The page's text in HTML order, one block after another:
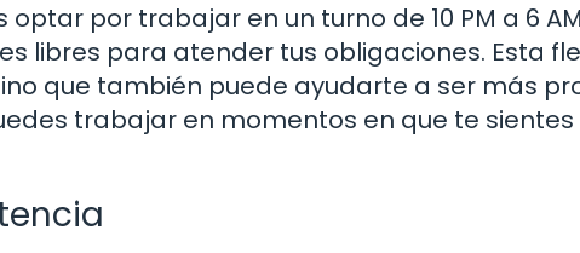
optar por trabajar en un turno de 10 PM a 6
libres para atender tus obligaciones. Esta
que también puede ayudarte a ser más
trabajar en momentos en que te